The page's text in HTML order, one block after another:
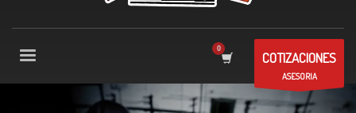
COTIZACIONES
ASESORIA